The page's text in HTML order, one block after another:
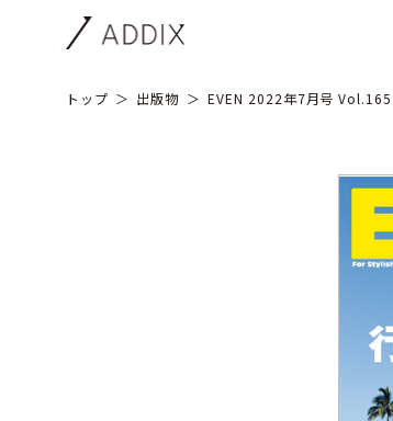
トップ 出版物 EVEN 2022年7月号 Vol.165